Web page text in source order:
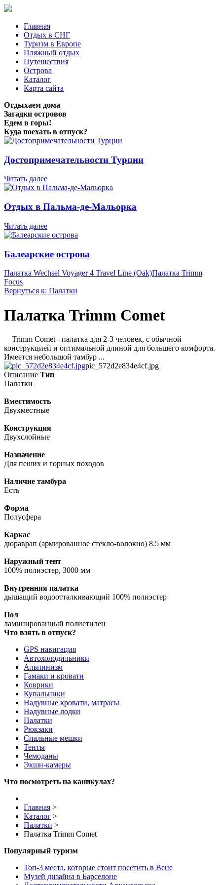
Главная
Отдых в СНГ
Туризм в Европе
Пляжный отдых
Путешествия
Острова
Каталог
Карта сайта
Отдыхаем дома
Загадки островов
Едем в горы!
Куда поехать в отпуск?
Достопримечательности Турции
Читать далее
Отдых в Пальма-де-Мальорка
Читать далее
Балеарские острова
Палатка Wechsel Voyager 4 Travel Line (Oak)Палатка Trimm
Focus
Вернуться к: Палатки
Палатка Trimm Comet
Trimm Comet - палатка для 2-3 человек, с обычной
конструкцией и оптимальной длиной для большего комфорта.
Имеется небольшой тамбур ...
pic_572d2e834e4cf.jpg
Описание Тип
Палатки
Вместимость
Двухместные
Конструкция
Двухслойные
Назначение
Для пеших и горных походов
Наличие тамбура
Есть
Форма
Полусфера
Каркас
дюраврап (армированное стекло-волокно) 8.5 мм
Наружный тент
100% полиэстер, 3000 мм
Внутренняя палатка
дышащий водоотталкивающий 100% полиэстер
Пол
ламинированный полиетилен
Что взять в отпуск?
GPS навигация
Автохолодильники
Альпинизм
Гамаки и кровати
Коврики
Купальники
Надувные кровати, матрасы
Надувные лодки
Палатки
Рюкзаки
Спальные мешки
Тенты
Чемоданы
Экшн-камеры
Что посмотреть на каникулах?
Главная >
Каталог >
Палатки >
Палатка Trimm Comet
Популярный туризм
Топ-3 места, которые стоит посетить в Вене
Музей дизайна в Барселоне